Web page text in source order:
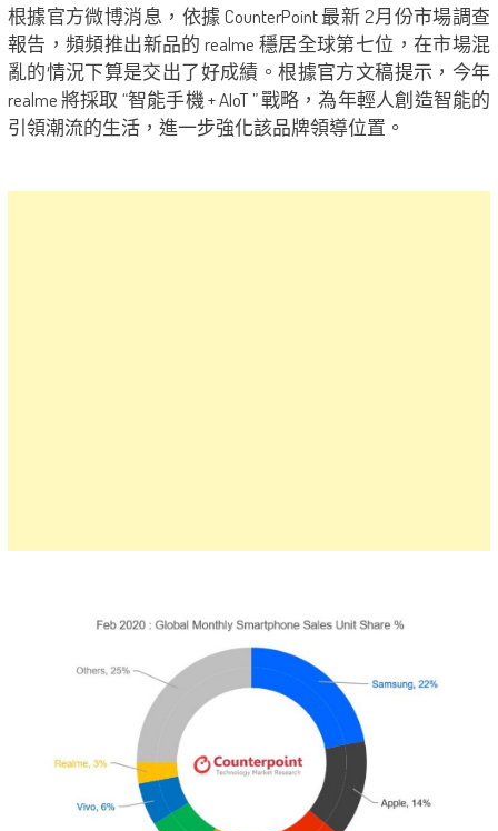
根據官方微博消息，依據 CounterPoint 最新 2月份市場調查
報告，頻頻推出新品的 realme 穩居全球第七位，在市場混
亂的情況下算是交出了好成績。根據官方文稿提示，今年
realme 將採取 “智能手機 + AIoT ” 戰略，為年輕人創造智能的
引領潮流的生活，進一步強化該品牌領導位置。